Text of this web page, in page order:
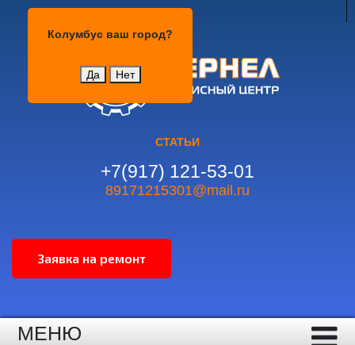
Колумбус ваш город?
Да Нет
СТАТЬИ
+7(917) 121-53-01
89171215301@mail.ru
МЕНЮ